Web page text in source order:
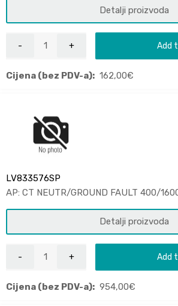
Detalji proizvoda
Add
Cijena (bez PDV-a): 162,00€
LV833576SP
AP: CT NEUTR/GROUND FAULT 400/
Detalji proizvoda
Add
Cijena (bez PDV-a): 954,00€